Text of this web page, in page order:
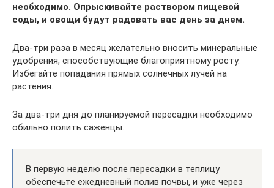
необходимо. Опрыскивайте раствором пищевой
соды, и овощи будут радовать вас день за днем.
Два-три раза в месяц желательно вносить минеральные
удобрения, способствующие благоприятному росту.
Избегайте попадания прямых солнечных лучей на
растения.
За два-три дня до планируемой пересадки необходимо
обильно полить саженцы.
В первую неделю после пересадки в теплицу
обеспечьте ежедневный полив почвы, и уже через